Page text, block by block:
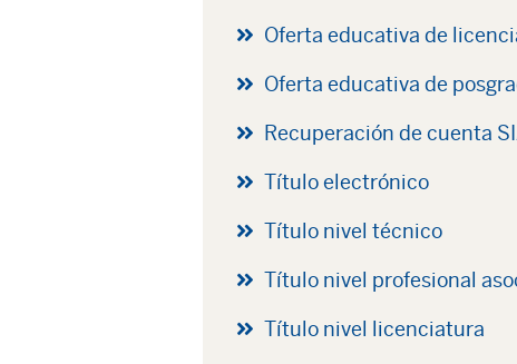
Oferta educativa de
Oferta educativa de
Recuperación de cuenta
Título electrónico
Título nivel técnico
Título nivel profesional
Título nivel licenciatura